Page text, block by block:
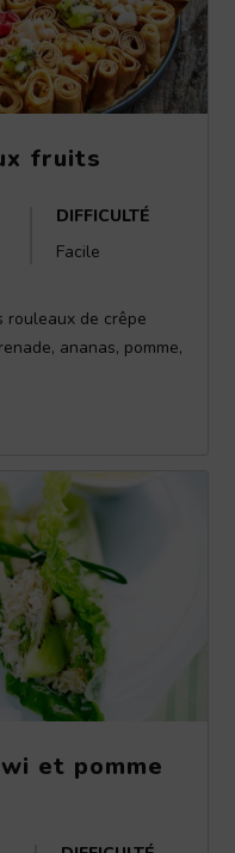
fruits
DIFFICULTÉ
Facile
rouleaux de crêpe
ananas, pomme,
et pomme